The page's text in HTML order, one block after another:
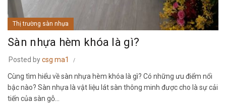
Thị trường sàn nhựa
Sàn nhựa hèm khóa là gì?
Posted bycsg ma1
Cùng tìm hiểu về sàn nhựa hèm khóa là gì? Có những ưu điểm nổi
bậc nào? Sàn nhựa là vật liệu lát sàn thông minh được cho là sự cải
tiến của sàn gỗ...